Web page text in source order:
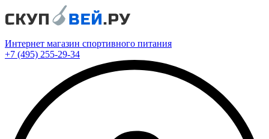
Интернет магазин спортивного питания
+7 (495) 255-29-34